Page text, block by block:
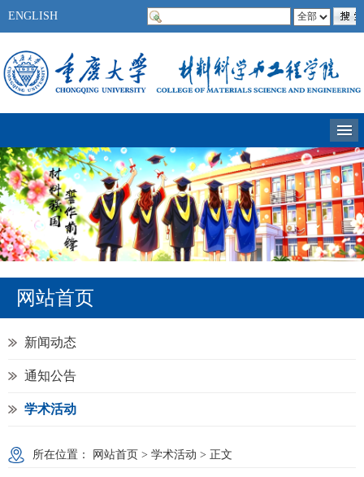
ENGLISH
网站首页
新闻动态
通知公告
学术活动
所在位置： 网站首页 > 学术活动 > 正文